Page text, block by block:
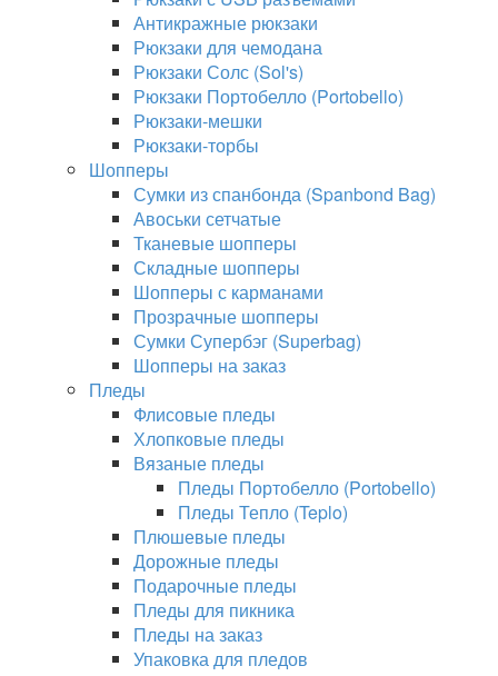
Антикражные рюкзаки
Рюкзаки для чемодана
Рюкзаки Солс (Sol's)
Рюкзаки Портобелло (Portobello)
Рюкзаки-мешки
Рюкзаки-торбы
Шопперы
Сумки из спанбонда (Spanbond Bag)
Авоськи сетчатые
Тканевые шопперы
Складные шопперы
Шопперы с карманами
Прозрачные шопперы
Сумки Супербэг (Superbag)
Шопперы на заказ
Пледы
Флисовые пледы
Хлопковые пледы
Вязаные пледы
Пледы Портобелло (Portobello)
Пледы Тепло (Teplo)
Плюшевые пледы
Дорожные пледы
Подарочные пледы
Пледы для пикника
Пледы на заказ
Упаковка для пледов